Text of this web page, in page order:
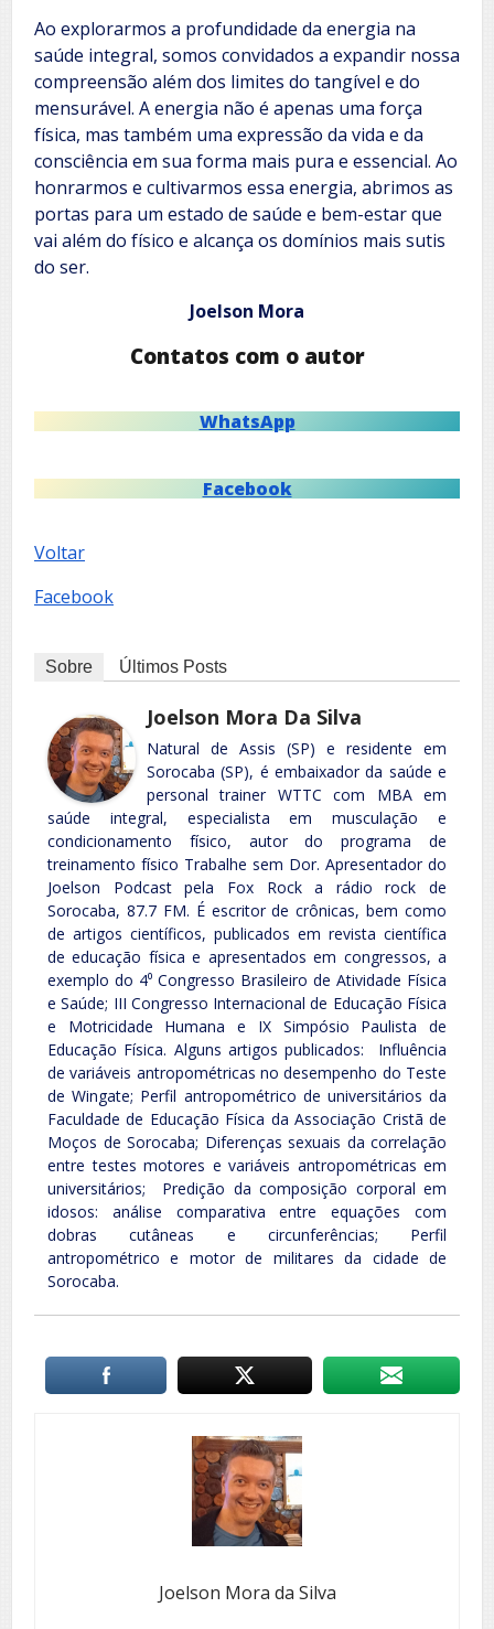
Ao explorarmos a profundidade da energia na
saúde integral, somos convidados a expandir nossa
compreensão além dos limites do tangível e do
mensurável. A energia não é apenas uma força
física, mas também uma expressão da vida e da
consciência em sua forma mais pura e essencial. Ao
honrarmos e cultivarmos essa energia, abrimos as
portas para um estado de saúde e bem-estar que
vai além do físico e alcança os domínios mais sutis
do ser.
Joelson Mora
Contatos com o autor
WhatsApp
Facebook
Voltar
Facebook
Sobre Últimos Posts
Joelson Mora Da Silva
Natural de Assis (SP) e residente em
Sorocaba (SP), é embaixador da saúde e
personal trainer WTTC com MBA em
saúde integral, especialista em musculação e
condicionamento físico, autor do programa de
treinamento físico Trabalhe sem Dor. Apresentador do
Joelson Podcast pela Fox Rock a rádio rock de
Sorocaba, 87.7 FM. É escritor de crônicas, bem como
de artigos científicos, publicados em revista científica
de educação física e apresentados em congressos, a
exemplo do 4⁰ Congresso Brasileiro de Atividade Física
e Saúde; III Congresso Internacional de Educação Física
e Motricidade Humana e IX Simpósio Paulista de
Educação Física. Alguns artigos publicados: Influência
de variáveis antropométricas no desempenho do Teste
de Wingate; Perfil antropométrico de universitários da
Faculdade de Educação Física da Associação Cristã de
Moços de Sorocaba; Diferenças sexuais da correlação
entre testes motores e variáveis antropométricas em
universitários; Predição da composição corporal em
idosos: análise comparativa entre equações com
dobras cutâneas e circunferências; Perfil
antropométrico e motor de militares da cidade de
Sorocaba.
Joelson Mora da Silva